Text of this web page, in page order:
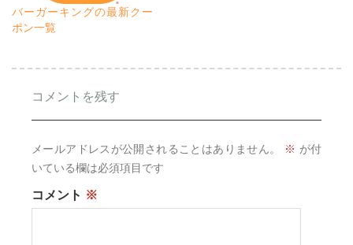
バーガーキングの最新クー
ポン一覧
コメントを残す
メールアドレスが公開されることはありません。 ※ が付
いている欄は必須項目です
コメント ※